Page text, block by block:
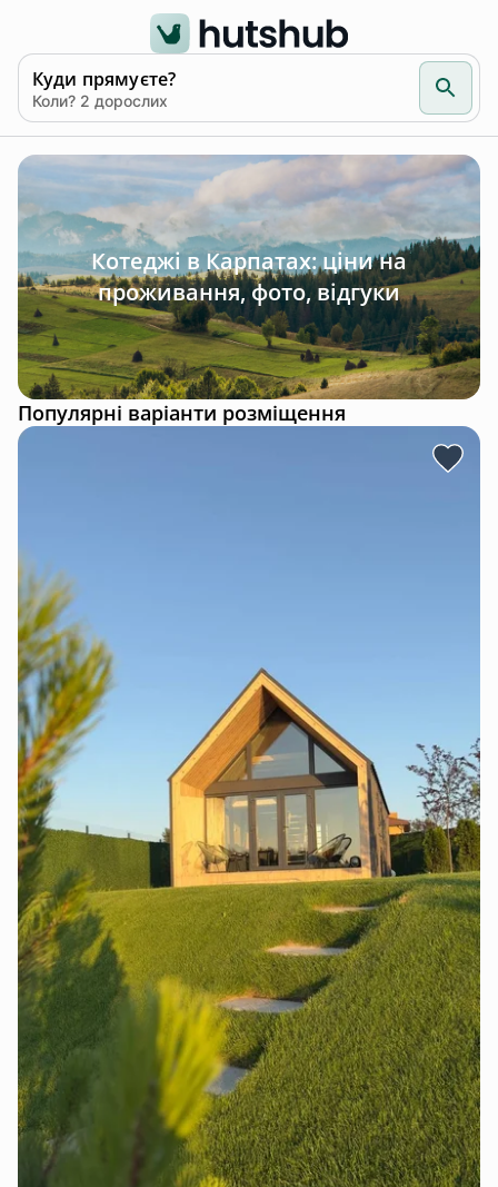
Куди прямуєте?
Коли? 2 дорослих
Котеджі в Карпатах: ціни на
проживання, фото, відгуки
Популярні варіанти розміщення